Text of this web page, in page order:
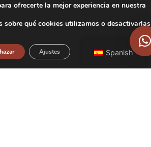
Spanish
ofrecerte la mejor experiencia en nuestra
sobre qué cookies utilizamos o
Ajustes